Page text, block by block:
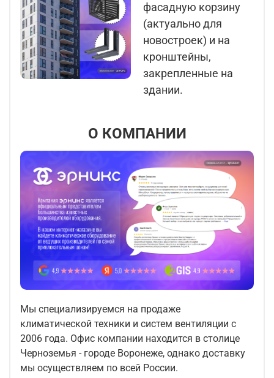
фасадную корзину
(актуально для
новостроек) и на
кронштейны,
закрепленные на
здании.
О КОМПАНИИ
Мы специализируемся на продаже
климатической техники и систем вентиляции с
2006 года. Офис компании находится в столице
Черноземья - городе Воронеже, однако доставку
мы осуществляем по всей России.